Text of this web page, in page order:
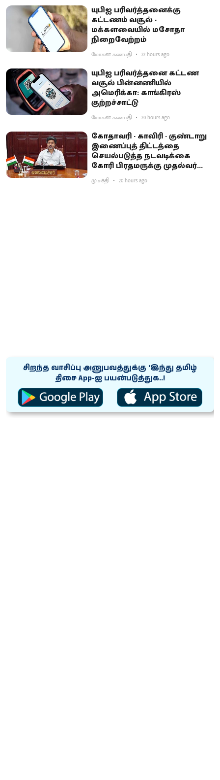
யுபிஐ பரிவர்த்தனைக்கு
கட்டணம் வசூல் -
மக்களவையில் மசோதா
நிறைவேற்றம்
மோகன் கணபதி 22 hours ago
யுபிஐ பரிவர்த்தனை கட்டண
வசூல் பின்னணியில்
அமெரிக்கா: காங்கிரஸ்
குற்றச்சாட்டு
மோகன் கணபதி 20 hours ago
கோதாவரி - காவிரி - குண்டாறு
இணைப்புத் திட்டத்தை
செயல்படுத்த நடவடிக்கை
கோரி பிரதமருக்கு முதல்வர்
விஜய் கடிதம்
மு.சக்தி 20 hours ago
சிறந்த வாசிப்பு அனுபவத்துக்கு ‘இந்து தமிழ்
திசை App-ஐ பயன்படுத்துக..!